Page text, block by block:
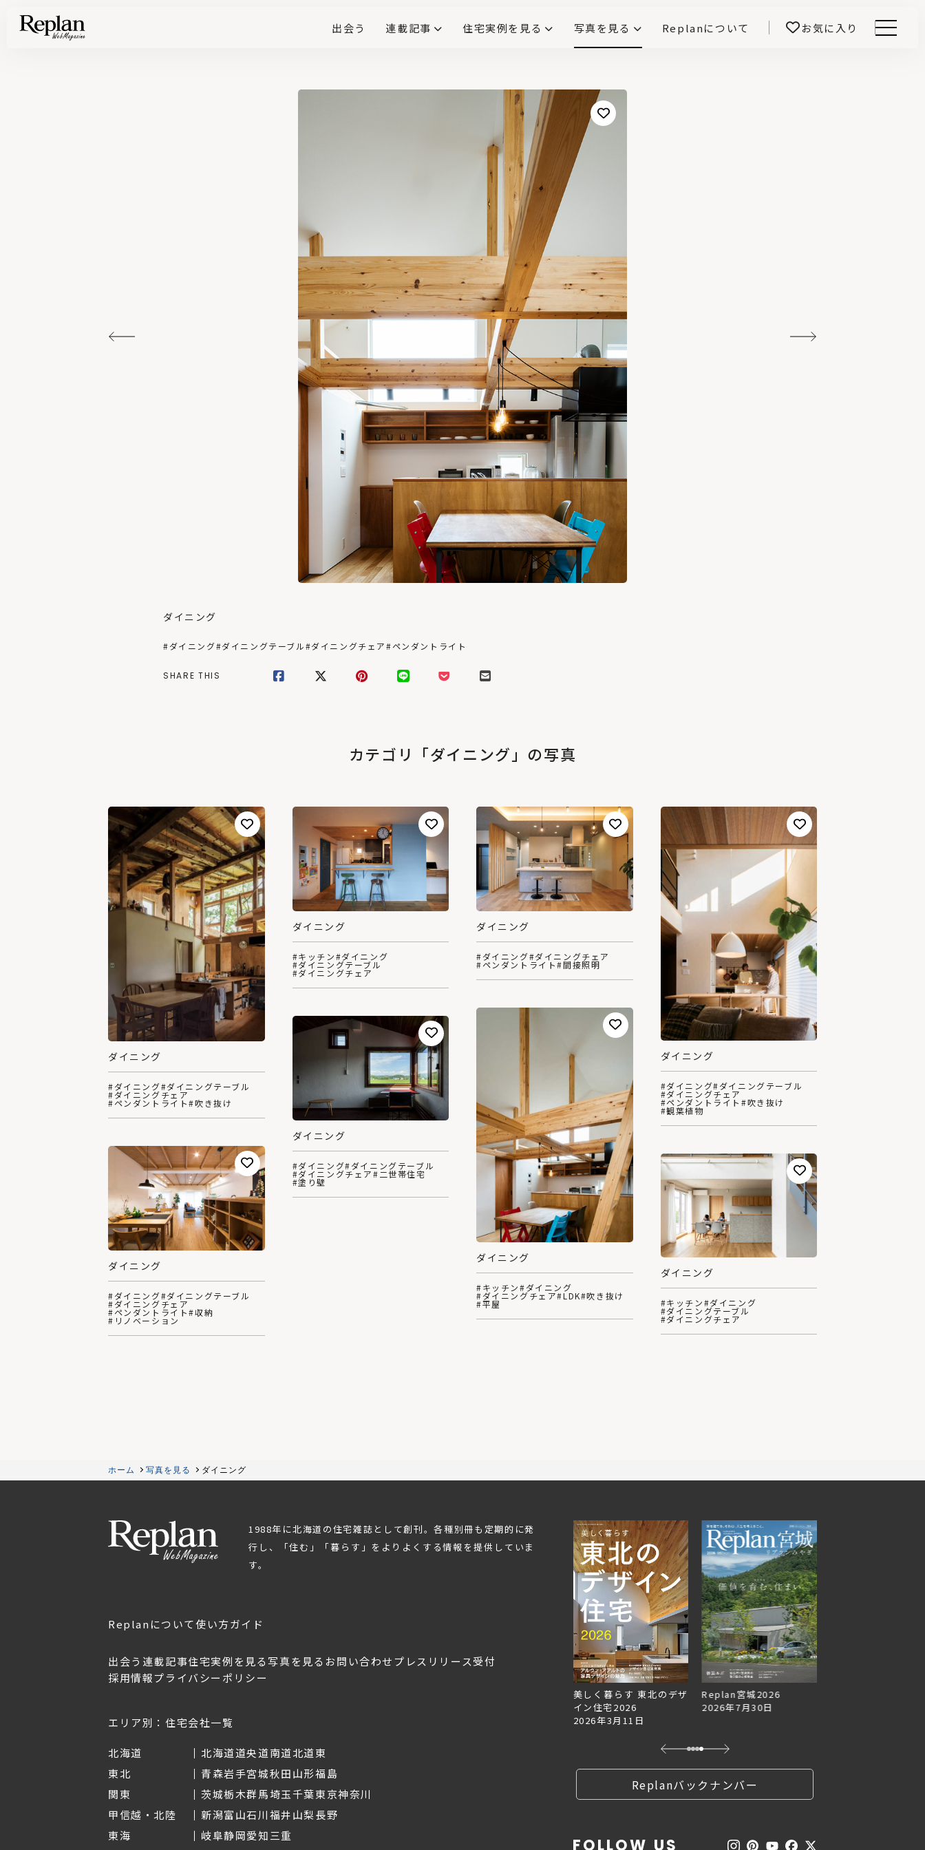
出会う 連載記事 住宅実例を見る 写真を見る Replanについて お気に入り
ダイニング
#ダイニング#ダイニングテーブル#ダイニングチェア#ペンダントライト
SHARE THIS
カテゴリ「ダイニング」の写真
ダイニング
#ダイニング#ダイニングテーブル
#ダイニングチェア
#ペンダントライト#吹き抜け
ダイニング
#キッチン#ダイニング
#ダイニングテーブル
#ダイニングチェア
ダイニング
#ダイニング#ダイニングチェア
#ペンダントライト#間接照明
ダイニング
#ダイニング#ダイニングテーブル
#ダイニングチェア
#ペンダントライト #吹き抜け
#観葉植物
ダイニング
#キッチン#ダイニング
#ダイニングチェア#LDK#吹き抜け
#平屋
ダイニング
#ダイニング#ダイニングテーブル
#ダイニングチェア#二世帯住宅
#塗り壁
ダイニング
#ダイニング#ダイニングテーブル
#ダイニングチェア
#ペンダントライト#収納
#リノベーション
ダイニング
#キッチン#ダイニング
#ダイニングテーブル
#ダイニングチェア
ホーム 写真を見る ダイニング
1988年に北海道の住宅雑誌として創刊。各種別冊も定期的に発
行し、「住む」「暮らす」をよりよくする情報を提供していま
す。
Replanについて使い方ガイド
出会う 連載記事住宅実例を見る写真を見る お問い合わせ プレスリリース受付
採用情報プライバシーポリシー
エリア別：住宅会社一覧
北海道 北海道道央道南道北道東
東北
青森岩手宮城秋田山形福島
関東
茨城栃木群馬埼玉千葉東京神奈川
甲信越・北陸
新潟富山石川福井山梨長野
東海
岐阜静岡愛知三重
2026年3月11日
美しく暮らす 東北のデザ
イン住宅2026
2026年3月11日
Replan宮城2026
2026年7月30日
Replanバックナンバー